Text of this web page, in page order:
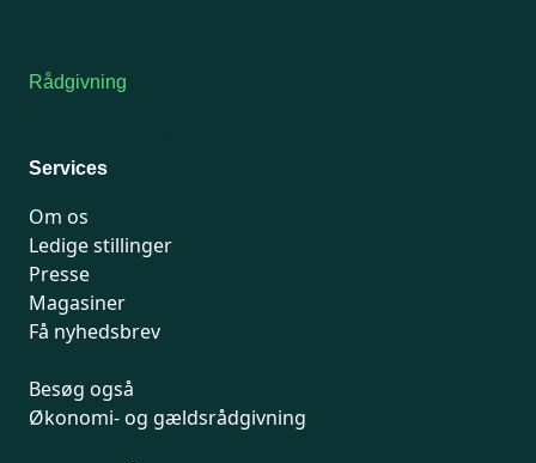
Rådgivning
Services
Om os
Ledige stillinger
Presse
Magasiner
Få nyhedsbrev
Besøg også
Økonomi- og gældsrådgivning